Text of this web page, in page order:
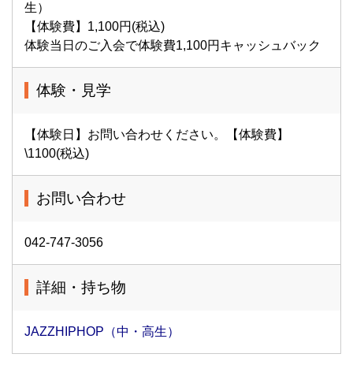
生）
【体験費】1,100円(税込)
体験当日のご入会で体験費1,100円キャッシュバック
体験・見学
【体験日】お問い合わせください。【体験費】
\1100(税込)
お問い合わせ
042-747-3056
詳細・持ち物
JAZZHIPHOP（中・高生）